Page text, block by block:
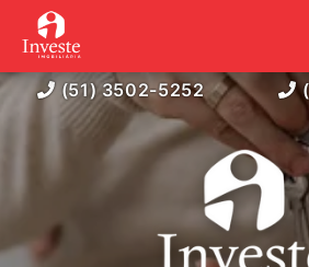
(51) 3502-5252